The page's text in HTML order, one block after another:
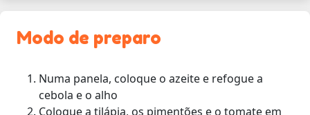
Modo de preparo
Numa panela, coloque o azeite e refogue a
cebola e o alho
Coloque a tilápia, os pimentões e o tomate em